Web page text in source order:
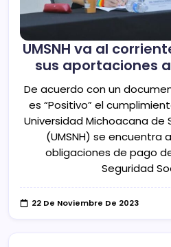
UMSNH va al
sus aportaciones
De acuerdo con un
es “Positivo” el
Universidad Michoacana de
(UMSNH) se encuentra
obligaciones de pago
Seguridad
22 De Noviembre De 2023